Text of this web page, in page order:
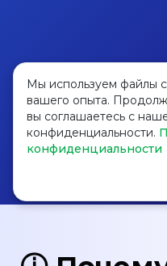
Мы используем файлы
вашего опыта.
вы соглашаетесь с
конфиденциальности.
конфиденциальности